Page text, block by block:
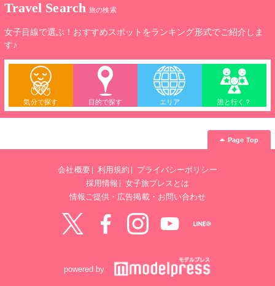
Travel Search 旅の検索
女子目線で選ぶ！おすすめスポットをランキング形式でご紹介しま
す♪
気分で探す 目的で探す エリア 誰と行く？
Page Top
会社概要 利用規約
プライバシーポリシー
採用情報
女子旅プレスとは
情報ご提供・広告掲載・お問い合わせ
powered by